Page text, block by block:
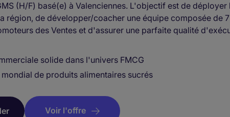
(H/F) basé(e) à Valenciennes. L'objectif est de déployer
région, de développer/coacher une équipe composée de
des Ventes et d'assurer une parfaite qualité
solide dans l'univers FMCG
de produits alimentaires sucrés
Voir l'offre